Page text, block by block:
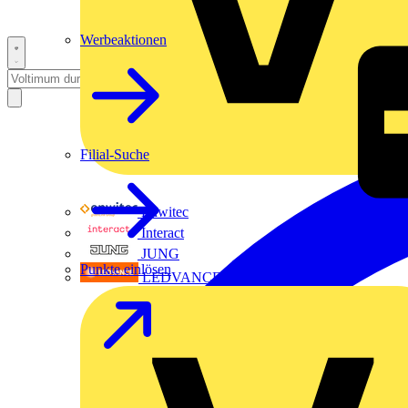
Enwitec
Interact
JUNG
LEDVANCE
Werbeaktionen
Filial-Suche
Punkte einlösen